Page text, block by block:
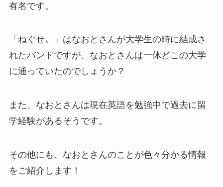
有名です。
「ねぐせ。」はなおとさんが大学生の時に結成さ
れたバンドですが、なおとさんは一体どこの大学
に通っていたのでしょうか？
また、なおとさんは現在英語を勉強中で過去に留
学経験があるそうです。
その他にも、なおとさんのことが色々分かる情報
をご紹介します！